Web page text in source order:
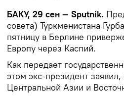
БАКУ, 29 сен — Sputnik.
совета) Туркменистана
пятницу в Берлине
Европу через Каспий.
Как передает
этом экс-президент заявил,
Центральной Азии и